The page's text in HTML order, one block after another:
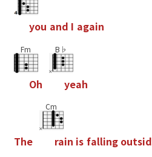
you and I again
Fm
Oh
B♭
yeah
The
Cm
rain is falling outsid